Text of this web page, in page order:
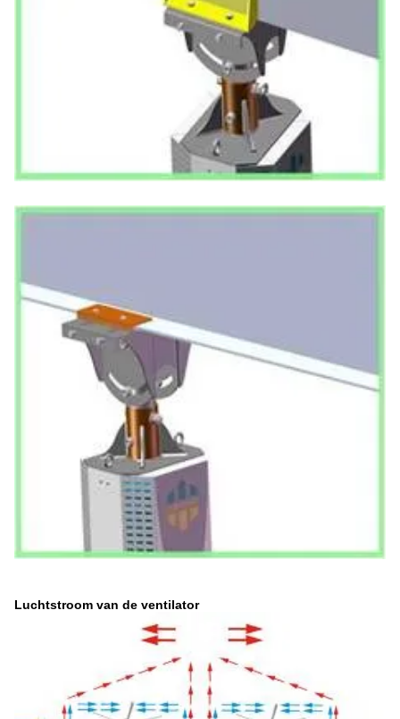
Luchtstroom van de ventilator